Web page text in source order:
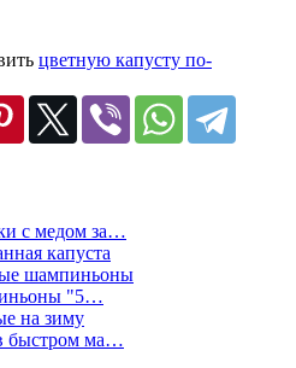
цветную капусту по-
с медом за…
капуста
шампиньоны
"5…
на зиму
быстром ма…